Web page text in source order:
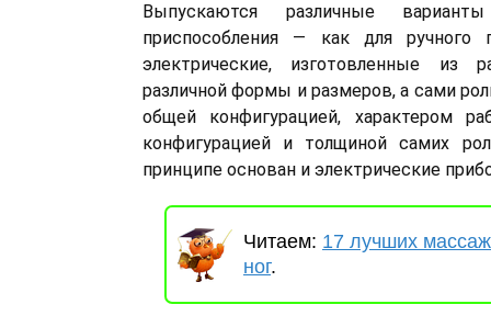
Выпускаются различные
приспособления — как для ручного
электрические, изготовленные из
различной формы и размеров, а сами
общей конфигурацией, характером
конфигурацией и толщиной самих
принципе основан и электрические
Читаем: 17 лучших
ног.